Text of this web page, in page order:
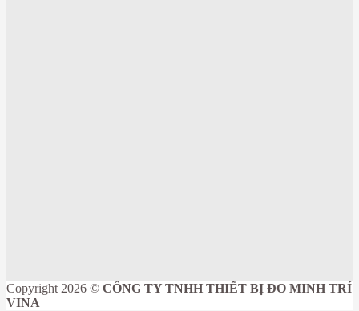
Copyright 2026 © CÔNG TY TNHH THIẾT BỊ ĐO MINH TRÍ
VINA